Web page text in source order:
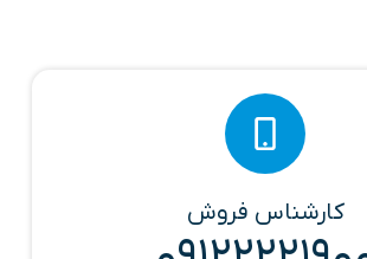
کارشناس فروش